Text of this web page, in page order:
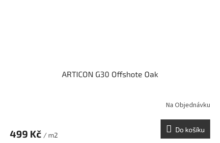
ARTICON G30 Offshote Oak
Na Objednávku
499 Kč / m2
Do košíku